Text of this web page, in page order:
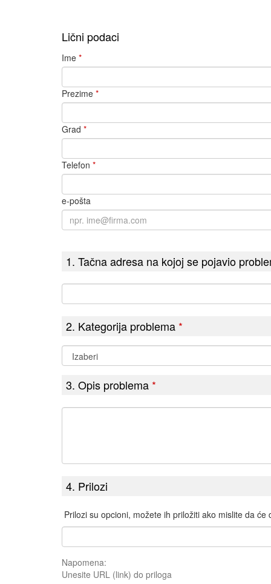
Lični podaci
Ime *
Prezime *
Grad *
Telefon *
e-pošta
1. Tačna adresa na kojoj se pojavio
2. Kategorija problema *
3. Opis problema *
4. Prilozi
Prilozi su opcioni, možete ih priložiti ako mislite da
Napomena:
Unesite URL (link) do priloga